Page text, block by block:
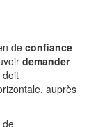
de confiance
demander
doit
auprès
de